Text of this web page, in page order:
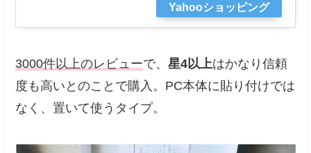
Yahooショッピング
3000件以上のレビューで、星4以上はかなり信頼
度も高いとのことで購入。PC本体に貼り付けでは
なく、置いて使うタイプ。